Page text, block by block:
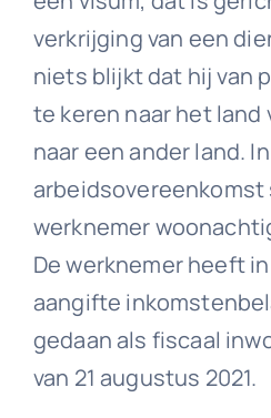
verkrijging van een
niets blijkt dat hij van
te keren naar het land
naar een ander land.
arbeidsovereenkomst
werknemer
De werknemer heeft
aangifte
gedaan als fiscaal
van 21 augustus 2021.